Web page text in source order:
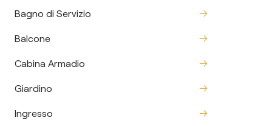
Bagno di Servizio
Balcone
Cabina Armadio
Giardino
Ingresso